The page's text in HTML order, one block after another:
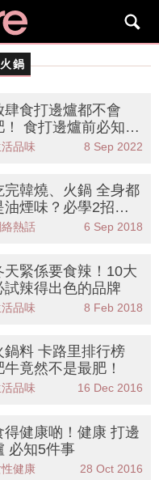
火鍋
肆食打邊爐都不會
！ 食打邊爐前必知9
小秘訣
品味 8 Sep 2022
完韓燒、火鍋 全身都
油煙味？必學2招輕
除異味
熱話 6 Sep 2018
天緊係要食辣！10大
試辣得出色的品牌
品味 8 Feb 2018
鍋料 卡路里排行榜
牛竟然不是最肥！
品味 16 Dec 2016
得健康啲！健康 打邊
必知5件事
健康 28 Oct 2016